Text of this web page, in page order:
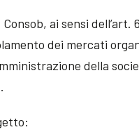
ai sensi dell’art.
dei mercati
della